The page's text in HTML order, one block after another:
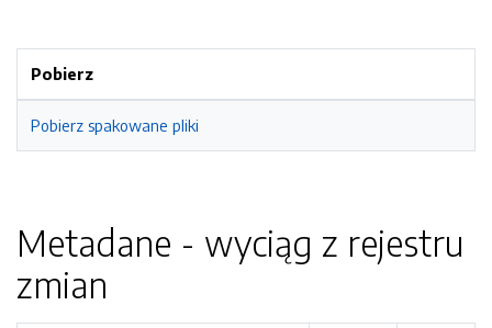
Pobierz
Pobierz spakowane pliki
Metadane - wyciąg z rejestru
zmian